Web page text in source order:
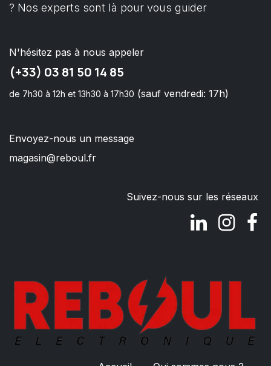
? Nos experts sont là pour vous guider
N'hésitez pas à nous appeler
(+33) 03 81 50 14 85
de 7h30 à 12h et 13h30 à 17h30 (sauf vendredi: 17h)
Envoyez-nous un message
magasin@reboul.fr
Suivez-nous sur les réseaux